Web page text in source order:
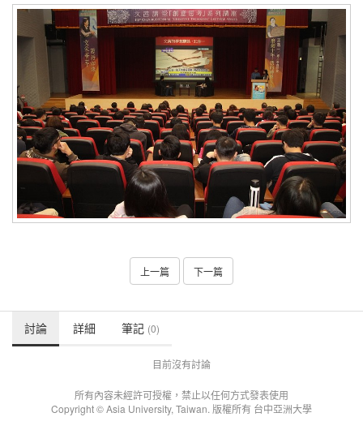
上一篇 下一篇
討論 詳細 筆記 (0)
目前沒有討論
所有內容未經許可授權，禁止以任何方式發表使用
Copyright © Asia University, Taiwan. 版權所有 台中亞洲大學